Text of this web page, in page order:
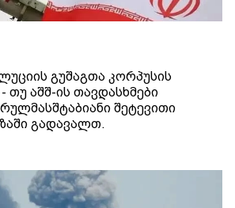
გუშაგთა კორპუსის
თუ აშშ-ის თავდასხმები
შეტევითი
გადავალთ.